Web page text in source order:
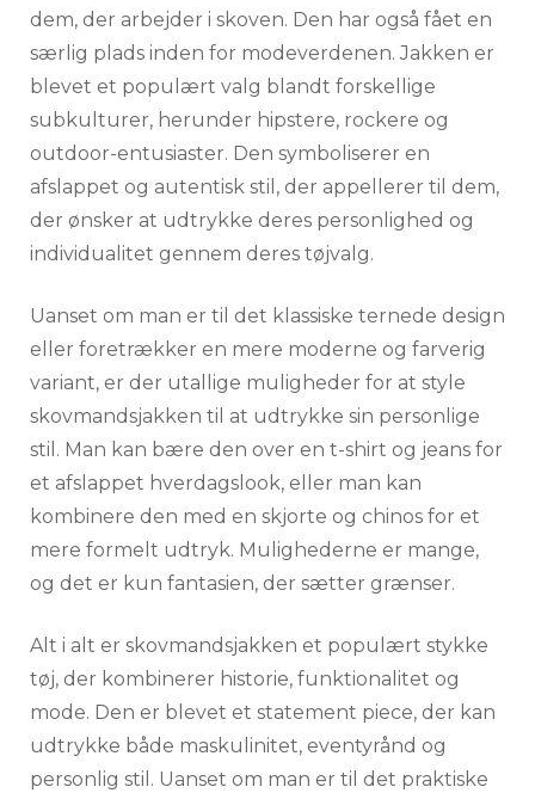
dem, der arbejder i skoven. Den har også fået en
særlig plads inden for modeverdenen. Jakken er
blevet et populært valg blandt forskellige
subkulturer, herunder hipstere, rockere og
outdoor-entusiaster. Den symboliserer en
afslappet og autentisk stil, der appellerer til dem,
der ønsker at udtrykke deres personlighed og
individualitet gennem deres tøjvalg.
Uanset om man er til det klassiske ternede design
eller foretrækker en mere moderne og farverig
variant, er der utallige muligheder for at style
skovmandsjakken til at udtrykke sin personlige
stil. Man kan bære den over en t-shirt og jeans for
et afslappet hverdagslook, eller man kan
kombinere den med en skjorte og chinos for et
mere formelt udtryk. Mulighederne er mange,
og det er kun fantasien, der sætter grænser.
Alt i alt er skovmandsjakken et populært stykke
tøj, der kombinerer historie, funktionalitet og
mode. Den er blevet et statement piece, der kan
udtrykke både maskulinitet, eventyrånd og
personlig stil. Uanset om man er til det praktiske